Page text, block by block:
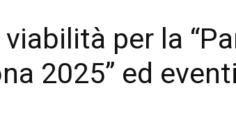
per la
2025” ed eventi